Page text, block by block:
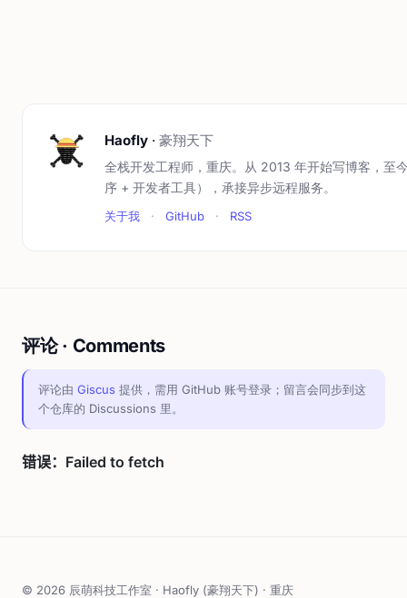
Haofly · 豪翔天下
全栈开发工程师，重庆。从 2013 年开始写博客，至
序 + 开发者工具），承接异步远程服务。
关于我 · GitHub · RSS
评论 · Comments
评论由 Giscus 提供，需用 GitHub 账号登录；留言会同步到这
个仓库的 Discussions 里。
© 2026 辰萌科技工作室 · Haofly (豪翔天下) · 重庆